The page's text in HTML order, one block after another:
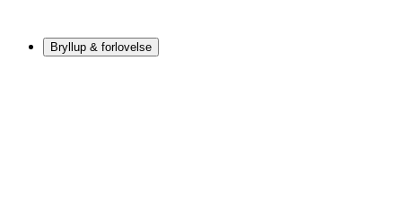
Bryllup & forlovelse